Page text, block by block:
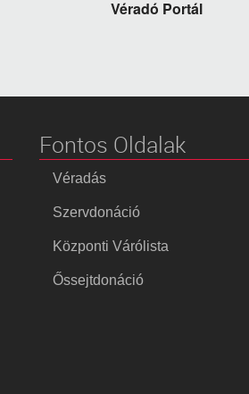
Véradó Portál
Fontos Oldalak
Véradás
Szervdonáció
Központi Várólista
Őssejtdonáció